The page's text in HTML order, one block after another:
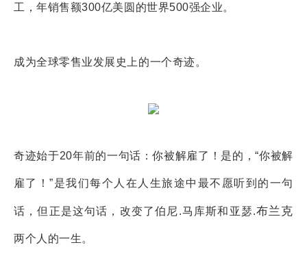
工，年销售额300亿美圆的世界500强企业。
成为全球零售业发展史上的一个奇迹。
奇迹始于20年前的一句话：你被解雇了！是的，“你被解
雇了！”是我们每个人在人生旅途中最不愿听到的一句
话，但正是这句话，改变了伯尼.马库斯和亚瑟.布兰克
两个人的一生。